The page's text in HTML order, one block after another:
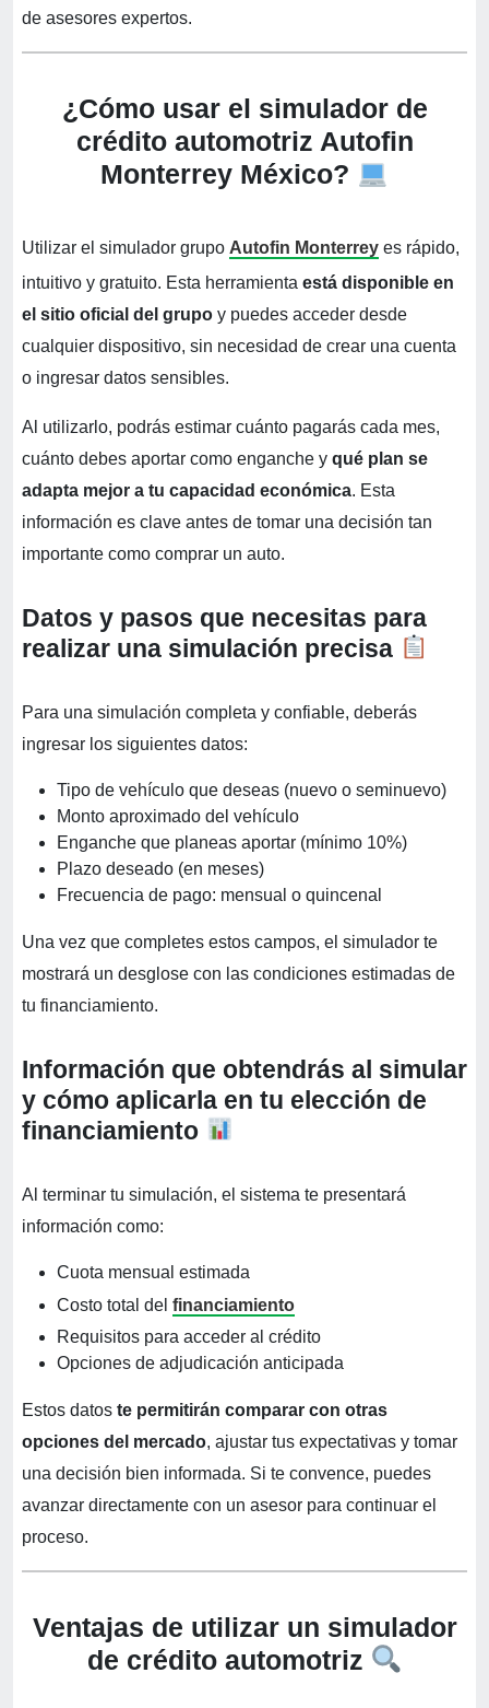
de asesores expertos.
¿Cómo usar el simulador de
crédito automotriz Autofin
Monterrey México?
Utilizar el simulador grupo Autofin Monterrey es rápido,
intuitivo y gratuito. Esta herramienta está disponible en
el sitio oficial del grupo y puedes acceder desde
cualquier dispositivo, sin necesidad de crear una cuenta
o ingresar datos sensibles.
Al utilizarlo, podrás estimar cuánto pagarás cada mes,
cuánto debes aportar como enganche y qué plan se
adapta mejor a tu capacidad económica. Esta
información es clave antes de tomar una decisión tan
importante como comprar un auto.
Datos y pasos que necesitas para
realizar una simulación precisa
Para una simulación completa y confiable, deberás
ingresar los siguientes datos:
Tipo de vehículo que deseas (nuevo o seminuevo)
Monto aproximado del vehículo
Enganche que planeas aportar (mínimo 10%)
Plazo deseado (en meses)
Frecuencia de pago: mensual o quincenal
Una vez que completes estos campos, el simulador te
mostrará un desglose con las condiciones estimadas de
tu financiamiento.
Información que obtendrás al simular
y cómo aplicarla en tu elección de
financiamiento
Al terminar tu simulación, el sistema te presentará
información como:
Cuota mensual estimada
Costo total del financiamiento
Requisitos para acceder al crédito
Opciones de adjudicación anticipada
Estos datos te permitirán comparar con otras
opciones del mercado, ajustar tus expectativas y tomar
una decisión bien informada. Si te convence, puedes
avanzar directamente con un asesor para continuar el
proceso.
Ventajas de utilizar un simulador
de crédito automotriz